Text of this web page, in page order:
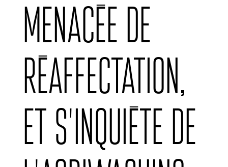
menacée de
réaffectation,
et s’inquiète de